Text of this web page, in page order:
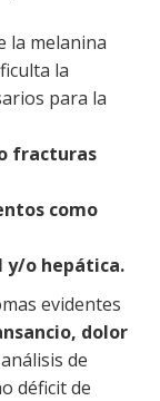
la melanina
la
para la
fracturas
como
y/o hepática.
evidentes
dolor
de
déficit de